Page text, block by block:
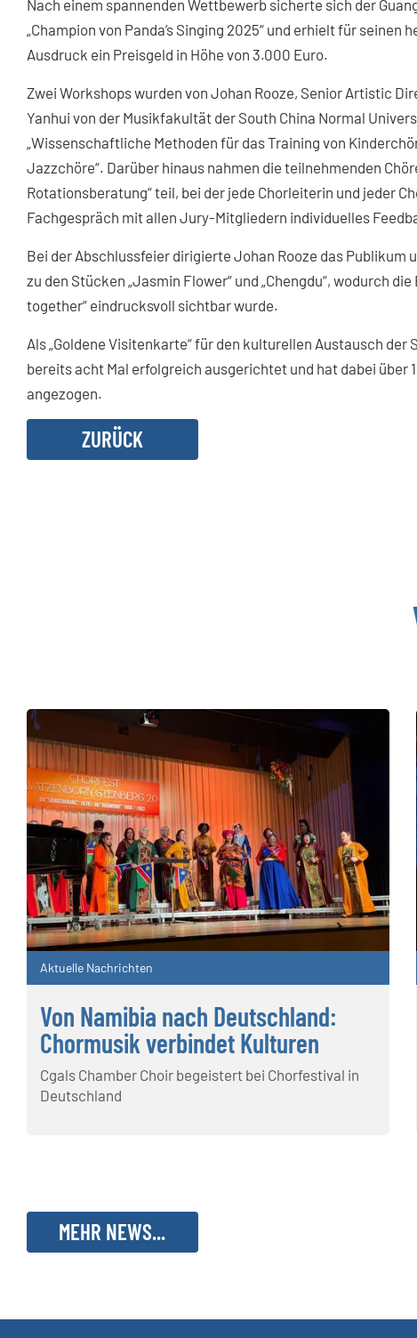
Nach einem spannenden Wettbewerb sicherte sich der
„Champion von Panda’s Singing 2025“ und erhielt für seinen
Ausdruck ein Preisgeld in Höhe von 3.000 Euro.
Zwei Workshops wurden von Johan Rooze, Senior Artistic
Yanhui von der Musikfakultät der South China Normal
„Wissenschaftliche Methoden für das Training von
Jazzchöre“. Darüber hinaus nahmen die teilnehmenden
Rotationsberatung“ teil, bei der jede Chorleiterin und jeder
Fachgespräch mit allen Jury-Mitgliedern individuelles
Bei der Abschlussfeier dirigierte Johan Rooze das Publikum
zu den Stücken „Jasmin Flower“ und „Chengdu“, wodurch
together“ eindrucksvoll sichtbar wurde.
Als „Goldene Visitenkarte“ für den kulturellen Austausch der
bereits acht Mal erfolgreich ausgerichtet und hat dabei über
angezogen.
ZURÜCK
Aktuelle Nachrichten
Von Namibia nach Deutschland:
Chormusik verbindet Kulturen
Cgals Chamber Choir begeistert bei Chorfestival in
Deutschland
MEHR NEWS...